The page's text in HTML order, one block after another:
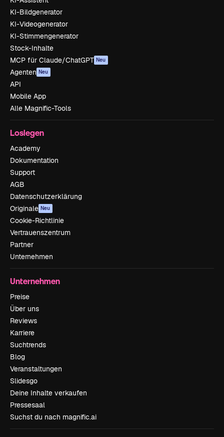
KI-Bildgenerator
KI-Videogenerator
KI-Stimmengenerator
Stock-Inhalte
MCP für Claude/ChatGPT Neu
Agenten Neu
API
Mobile App
Alle Magnific-Tools
Loslegen
Academy
Dokumentation
Support
AGB
Datenschutzerklärung
Originale Neu
Cookie-Richtlinie
Vertrauenszentrum
Partner
Unternehmen
Unternehmen
Preise
Über uns
Reviews
Karriere
Suchtrends
Blog
Veranstaltungen
Slidesgo
Deine Inhalte verkaufen
Pressesaal
Suchst du nach magnific.ai